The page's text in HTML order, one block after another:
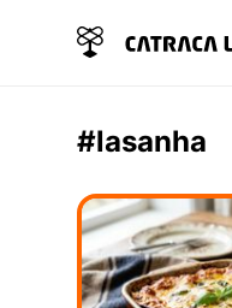
#lasanha